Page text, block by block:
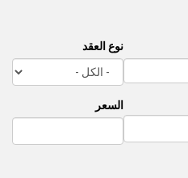
نوع العقد
السعر